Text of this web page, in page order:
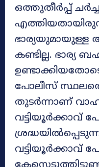
ഒത്തുതീർപ്പ്
ഭാര്യയുമായുള്ള
കണ്ടില്ല. ഭാര്യ
പോലീസ്
തുടർന്നാണ്
വട്ടിയൂർക്കാവ്
വട്ടിയൂർക്കാവ്